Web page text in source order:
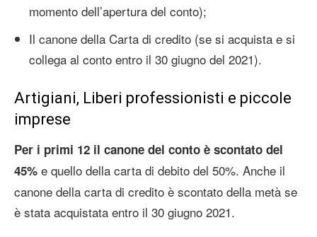
momento dell’apertura del conto);
Il canone della Carta di credito (se si acquista e si
collega al conto entro il 30 giugno del 2021).
Artigiani, Liberi professionisti e piccole
imprese
Per i primi 12 il canone del conto è scontato del
45% e quello della carta di debito del 50%. Anche il
canone della carta di credito è scontato della metà se
è stata acquistata entro il 30 giugno 2021.